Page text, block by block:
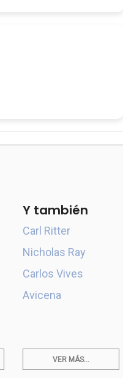
Y también
Carl Ritter
Nicholas Ray
Carlos Vives
Avicena
VER MÁS...